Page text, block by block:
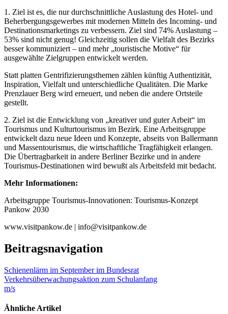
1. Ziel ist es, die nur durchschnittliche Auslastung des Hotel- und
Beherbergungsgewerbes mit modernen Mitteln des Incoming- und
Destinationsmarketings zu verbessern. Ziel sind 74% Auslastung –
53% sind nicht genug! Gleichzeitig sollen die Vielfalt des Bezirks
besser kommuniziert – und mehr „touristische Motive“ für
ausgewählte Zielgruppen entwickelt werden.
Statt platten Gentrifizierungsthemen zählen künftig Authentizität,
Inspiration, Vielfalt und unterschiedliche Qualitäten. Die Marke
Prenzlauer Berg wird erneuert, und neben die andere Ortsteile
gestellt.
2. Ziel ist die Entwicklung von „kreativer und guter Arbeit“ im
Tourismus und Kulturtourismus im Bezirk. Eine Arbeitsgruppe
entwickelt dazu neue Ideen und Konzepte, abseits von Ballermann
und Massentourismus, die wirtschaftliche Tragfähigkeit erlangen.
Die Übertragbarkeit in andere Berliner Bezirke und in andere
Tourismus-Destinationen wird bewußt als Arbeitsfeld mit bedacht.
Mehr Informationen:
Arbeitsgruppe Tourismus-Innovationen: Tourismus-Konzept
Pankow 2030
www.visitpankow.de | info@visitpankow.de
Beitragsnavigation
Schienenlärm im September im Bundesrat
Verkehrsüberwachungsaktion zum Schulanfang
m/s
Ähnliche Artikel